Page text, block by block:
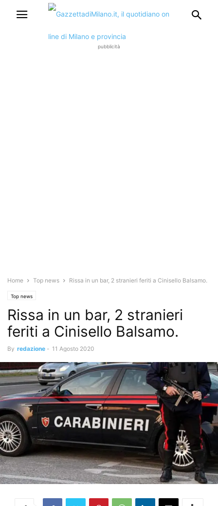
pubblicità
Home Top news Rissa in un bar, 2 stranieri feriti a Cinisello Balsamo.
Top news
Rissa in un bar, 2 stranieri
feriti a Cinisello Balsamo.
By redazione - 11 Agosto 2020